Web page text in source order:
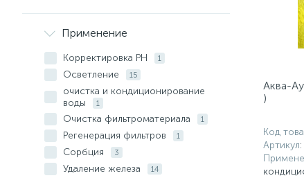
Применение
Корректировка PH 1
Осветление 15
очистка и кондиционирование
воды
1
Очистка фильтроматериала 1
Регенерация фильтров 1
Сорбция 3
Удаление железа 14
Аква-
)
Код
Артикул